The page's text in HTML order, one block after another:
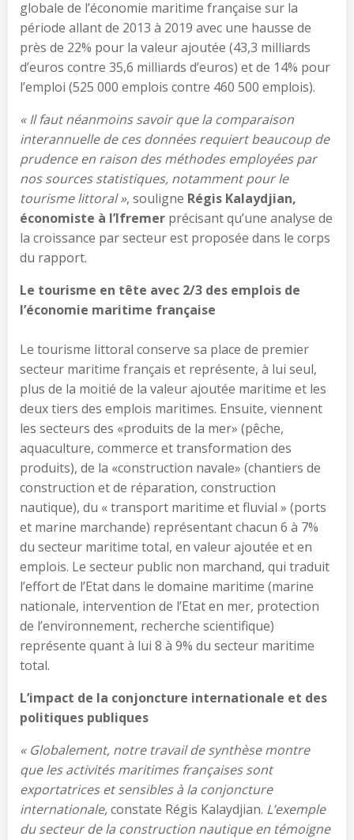
globale de l’économie maritime française sur la
période allant de 2013 à 2019 avec une hausse de
près de 22% pour la valeur ajoutée (43,3 milliards
d’euros contre 35,6 milliards d’euros) et de 14% pour
l’emploi (525 000 emplois contre 460 500 emplois).
« Il faut néanmoins savoir que la comparaison
interannuelle de ces données requiert beaucoup de
prudence en raison des méthodes employées par
nos sources statistiques, notamment pour le
tourisme littoral », souligne Régis Kalaydjian,
économiste à l’Ifremer précisant qu’une analyse de
la croissance par secteur est proposée dans le corps
du rapport.
Le tourisme en tête avec 2/3 des emplois de
l’économie maritime française
Le tourisme littoral conserve sa place de premier
secteur maritime français et représente, à lui seul,
plus de la moitié de la valeur ajoutée maritime et les
deux tiers des emplois maritimes. Ensuite, viennent
les secteurs des «produits de la mer» (pêche,
aquaculture, commerce et transformation des
produits), de la «construction navale» (chantiers de
construction et de réparation, construction
nautique), du « transport maritime et fluvial » (ports
et marine marchande) représentant chacun 6 à 7%
du secteur maritime total, en valeur ajoutée et en
emplois. Le secteur public non marchand, qui traduit
l’effort de l’Etat dans le domaine maritime (marine
nationale, intervention de l’Etat en mer, protection
de l’environnement, recherche scientifique)
représente quant à lui 8 à 9% du secteur maritime
total.
L’impact de la conjoncture internationale et des
politiques publiques
« Globalement, notre travail de synthèse montre
que les activités maritimes françaises sont
exportatrices et sensibles à la conjoncture
internationale,constate Régis Kalaydjian. L’exemple
du secteur de la construction nautique en témoigne